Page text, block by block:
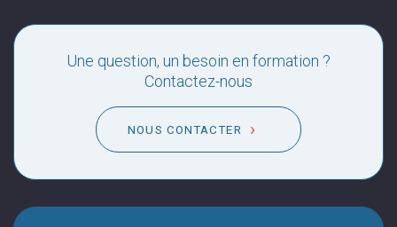
Une question, un besoin en formation ?
Contactez-nous
NOUS CONTACTER